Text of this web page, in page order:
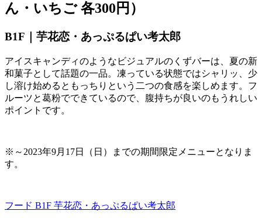
ん・いちご 各300円）
B1F｜芋花恋・あっぷるぱい考太郎
アイスキャンディのようなビジュアルのくずバーは、夏の新
和菓子として話題の一品。凍っている状態ではシャリッ、少
し溶け始めるともっちりという二つの食感を楽しめます。フ
ルーツと葛粉でできているので、腹持ちが良いのもうれしい
ポイントです。
※～ 2023年9月 17日（日）までの期間限定メニューとなりま
す。
フード B1F 芋花恋・あっぷるぱい考太郎